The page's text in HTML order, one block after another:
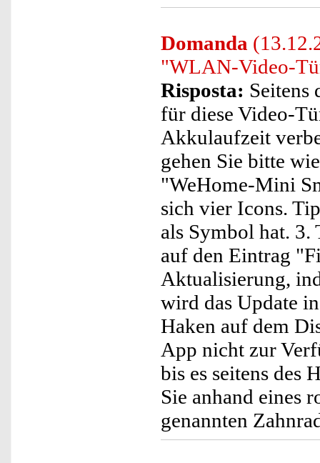
Domanda
"WLAN-Video-
Risposta: Seitens
für diese Video-
Akkulaufzeit
gehen Sie bitte
"WeHome-Mini
sich vier Icons.
als Symbol hat. 3.
auf den Eintrag
Aktualisierung,
wird das Update
Haken auf dem
App nicht zur
bis es seitens des
Sie anhand eines
genannten